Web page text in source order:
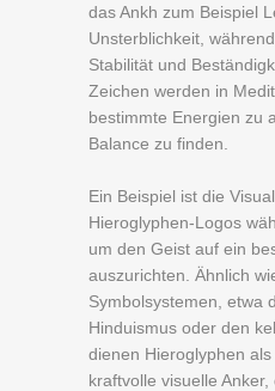
das Ankh zum Beispiel
Unsterblichkeit,
Stabilität und
Zeichen werden in
bestimmte Energien zu
Balance zu finden.
Ein Beispiel ist die
Hieroglyphen-Logos
um den Geist auf ein
auszurichten. Ähnlich
Symbolsystemen, etwa
Hinduismus oder den
dienen Hieroglyphen
kraftvolle visuelle